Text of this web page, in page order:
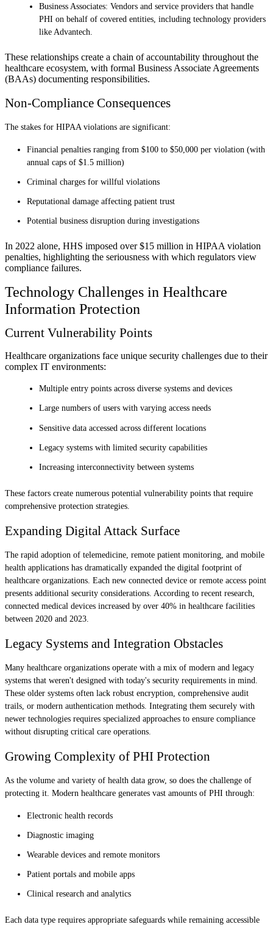
Business Associates: Vendors and service providers that handle
PHI on behalf of covered entities, including technology providers
like Advantech.
These relationships create a chain of accountability throughout the
healthcare ecosystem, with formal Business Associate Agreements
(BAAs) documenting responsibilities.
Non-Compliance Consequences
The stakes for HIPAA violations are significant:
Financial penalties ranging from $100 to $50,000 per violation (with
annual caps of $1.5 million)
Criminal charges for willful violations
Reputational damage affecting patient trust
Potential business disruption during investigations
In 2022 alone, HHS imposed over $15 million in HIPAA violation
penalties, highlighting the seriousness with which regulators view
compliance failures.
Technology Challenges in Healthcare
Information Protection
Current Vulnerability Points
Healthcare organizations face unique security challenges due to their
complex IT environments:
Multiple entry points across diverse systems and devices
Large numbers of users with varying access needs
Sensitive data accessed across different locations
Legacy systems with limited security capabilities
Increasing interconnectivity between systems
These factors create numerous potential vulnerability points that require
comprehensive protection strategies.
Expanding Digital Attack Surface
The rapid adoption of telemedicine, remote patient monitoring, and mobile
health applications has dramatically expanded the digital footprint of
healthcare organizations. Each new connected device or remote access point
presents additional security considerations. According to recent research,
connected medical devices increased by over 40% in healthcare facilities
between 2020 and 2023.
Legacy Systems and Integration Obstacles
Many healthcare organizations operate with a mix of modern and legacy
systems that weren't designed with today's security requirements in mind.
These older systems often lack robust encryption, comprehensive audit
trails, or modern authentication methods. Integrating them securely with
newer technologies requires specialized approaches to ensure compliance
without disrupting critical care operations.
Growing Complexity of PHI Protection
As the volume and variety of health data grow, so does the challenge of
protecting it. Modern healthcare generates vast amounts of PHI through:
Electronic health records
Diagnostic imaging
Wearable devices and remote monitors
Patient portals and mobile apps
Clinical research and analytics
Each data type requires appropriate safeguards while remaining accessible